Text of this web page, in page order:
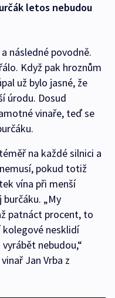
letos nebudou
následné povodně.
Když pak hroznům
už bylo jasné, že
úrodu. Dosud
vinaře, teď se
na každé silnici a
pokud totiž
vína při menší
„My
patnáct procent, to
nesklidí
nebudou,“
Jan Vrba z